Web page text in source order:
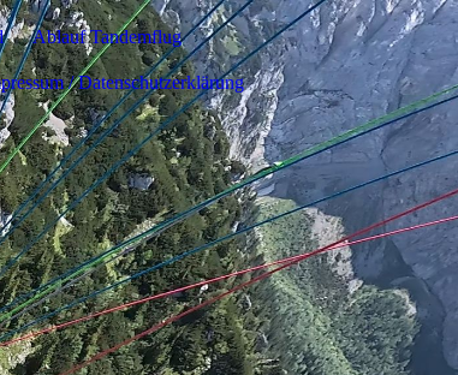
Ablauf Tandemflug
/ Datenschutzerklärung